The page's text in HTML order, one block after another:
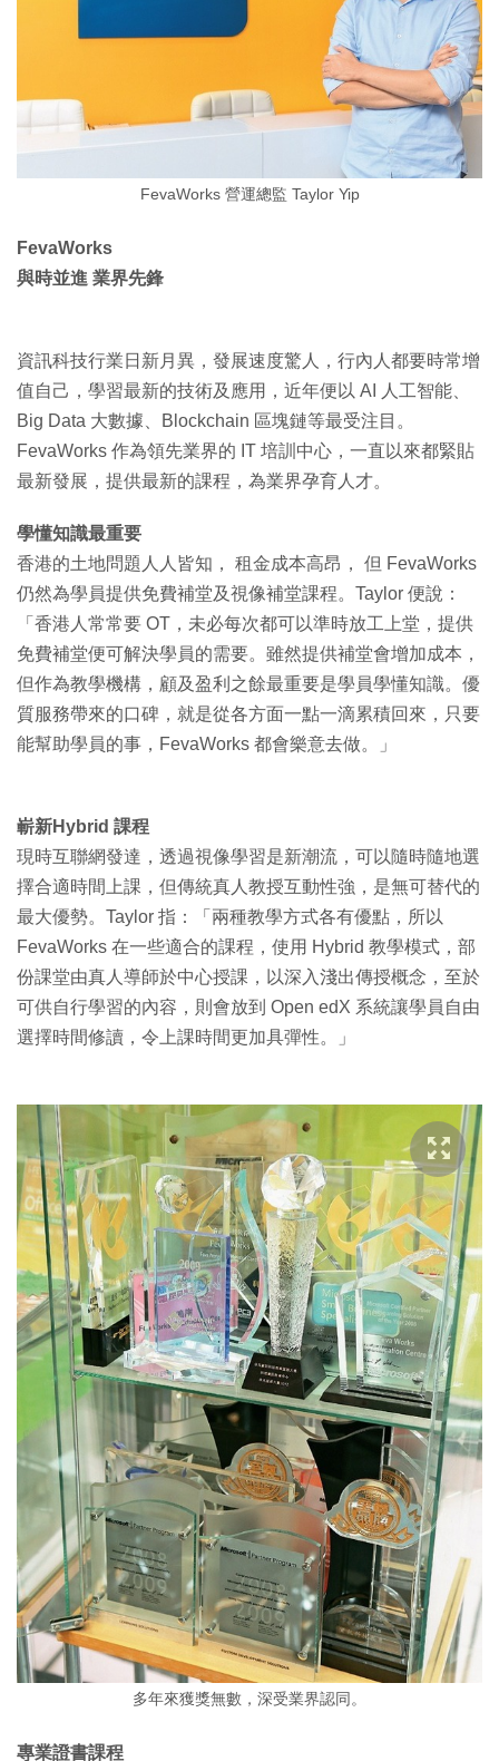
FevaWorks 營運總監 Taylor Yip
FevaWorks
與時並進 業界先鋒
資訊科技行業日新月異，發展速度驚人，行內人都要時常增
值自己，學習最新的技術及應用，近年便以 AI 人工智能、
Big Data 大數據、Blockchain 區塊鏈等最受注目。
FevaWorks 作為領先業界的 IT 培訓中心，一直以來都緊貼
最新發展，提供最新的課程，為業界孕育人才。
學懂知識最重要
香港的土地問題人人皆知， 租金成本高昂， 但 FevaWorks
仍然為學員提供免費補堂及視像補堂課程。Taylor 便說：
「香港人常常要 OT，未必每次都可以準時放工上堂，提供
免費補堂便可解決學員的需要。雖然提供補堂會增加成本，
但作為教學機構，顧及盈利之餘最重要是學員學懂知識。優
質服務帶來的口碑，就是從各方面一點一滴累積回來，只要
能幫助學員的事，FevaWorks 都會樂意去做。」
嶄新Hybrid 課程
現時互聯網發達，透過視像學習是新潮流，可以隨時隨地選
擇合適時間上課，但傳統真人教授互動性強，是無可替代的
最大優勢。Taylor 指：「兩種教學方式各有優點，所以
FevaWorks 在一些適合的課程，使用 Hybrid 教學模式，部
份課堂由真人導師於中心授課，以深入淺出傳授概念，至於
可供自行學習的內容，則會放到 Open edX 系統讓學員自由
選擇時間修讀，令上課時間更加具彈性。」
多年來獲獎無數，深受業界認同。
專業證書課程